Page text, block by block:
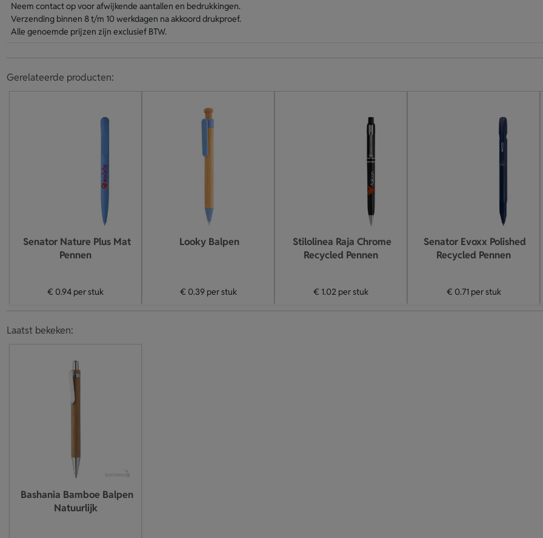
Neem contact op voor afwijkende aantallen en bedrukkingen.
Verzending binnen 8 t/m 10 werkdagen na akkoord drukproef.
Alle genoemde prijzen zijn exclusief BTW.
Gerelateerde producten:
Senator Nature Plus Mat
Pennen
€ 0.94 per stuk
Looky Balpen
€ 0.39per stuk
Stilolinea Raja Chrome
Recycled Pennen
€ 1.02 per stuk
Senator Evoxx Polished
Recycled Pennen
€ 0.71 per stuk
Laatst bekeken:
Bashania Bamboe Balpen
Natuurlijk